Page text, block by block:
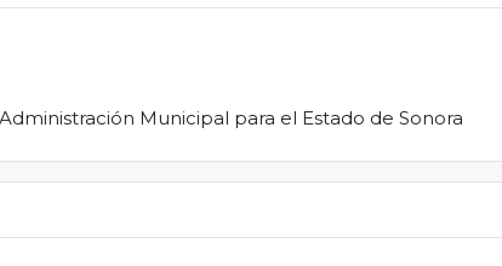
Municipal para el Estado de Sonora